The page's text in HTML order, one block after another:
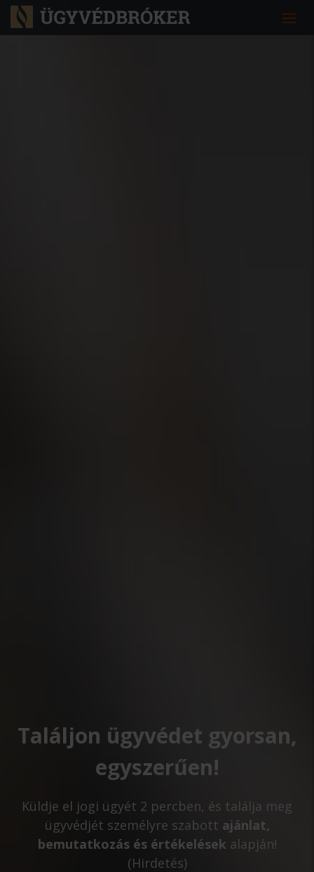
Találjon ügyvédet gyorsan,
egyszerűen!
Küldje el jogi ügyét 2 percben, és találja meg
ügyvédjét személyre szabott ajánlat,
bemutatkozás és értékelések alapján!
(Hirdetés)